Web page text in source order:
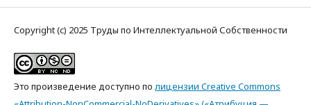
Copyright (c) 2025 Труды по Интеллектуальной Собственности
Это произведение доступно по лицензии Creative Commons